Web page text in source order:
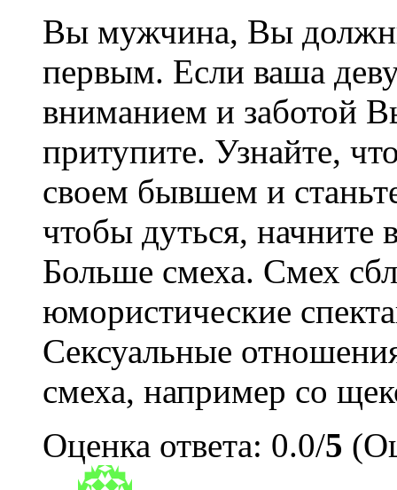
Вы мужчина, Вы
первым. Если ваша
вниманием и заботой
притупите. Узнайте,
своем бывшем и
чтобы дуться, начните
Больше смеха. Смех
юмористические
Сексуальные
смеха, например со
Оценка ответа: 0.0/5